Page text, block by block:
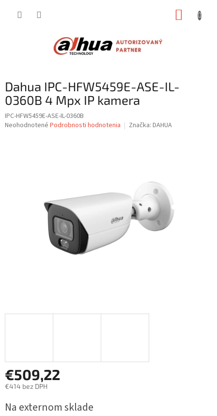
Dahua IPC-HFW5459E-ASE-IL-
0360B 4 Mpx IP kamera
IPC-HFW5459E-ASE-IL-0360B
Priemerné
Neohodnotené Podrobnosti hodnotenia Značka: DAHUA
€509,22
€414 bez DPH
cena:
Na externom sklade